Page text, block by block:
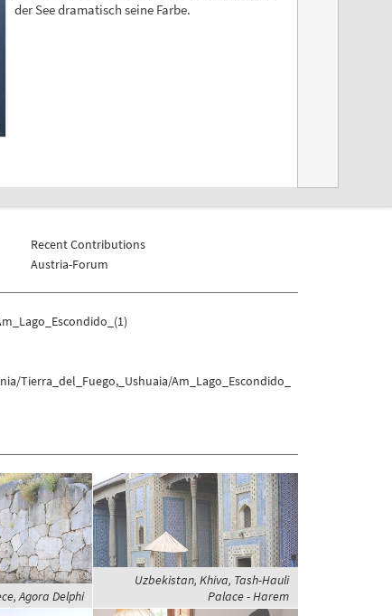
der See dramatisch seine Farbe.
Recent Contributions
Austria-Forum
Tierra_del_Fuego,_Ushuaia/Am_Lago_Escondido_
Agora Delphi
Uzbekistan, Khiva, Tash-Hauli
Palace - Harem